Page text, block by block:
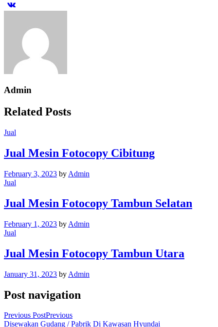
Admin
Related Posts
Jual
Jual Mesin Fotocopy Cibitung
February 3, 2023 by Admin
Jual
Jual Mesin Fotocopy Tambun Selatan
February 1, 2023 by Admin
Jual
Jual Mesin Fotocopy Tambun Utara
January 31, 2023 by Admin
Post navigation
Previous PostPrevious
Disewakan Gudang / Pabrik Di Kawasan Hyundai